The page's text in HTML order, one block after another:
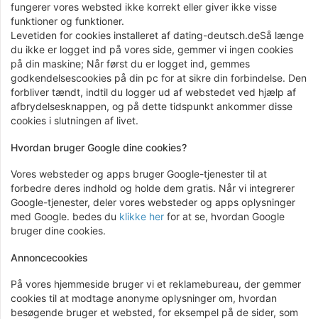
fungerer vores websted ikke korrekt eller giver ikke visse
funktioner og funktioner.
Levetiden for cookies installeret af dating-deutsch.deSå længe
du ikke er logget ind på vores side, gemmer vi ingen cookies
på din maskine; Når først du er logget ind, gemmes
godkendelsescookies på din pc for at sikre din forbindelse. Den
forbliver tændt, indtil du logger ud af webstedet ved hjælp af
afbrydelsesknappen, og på dette tidspunkt ankommer disse
cookies i slutningen af ​​livet.
Hvordan bruger Google dine cookies?
Vores websteder og apps bruger Google-tjenester til at
forbedre deres indhold og holde dem gratis. Når vi integrerer
Google-tjenester, deler vores websteder og apps oplysninger
med Google. bedes du klikke her for at se, hvordan Google
bruger dine cookies.
Annoncecookies
På vores hjemmeside bruger vi et reklamebureau, der gemmer
cookies til at modtage anonyme oplysninger om, hvordan
besøgende bruger et websted, for eksempel på de sider, som